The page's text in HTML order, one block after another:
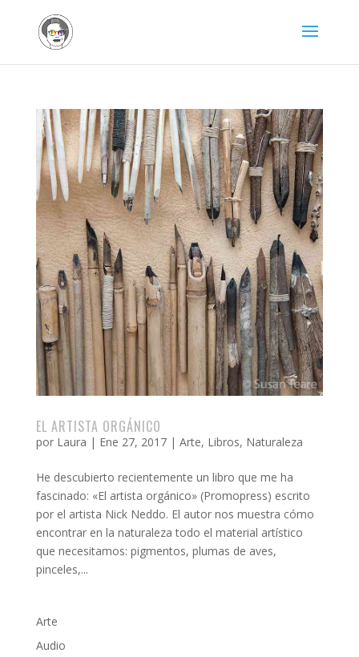
EL ARTISTA ORGÁNICO
por Laura | Ene 27, 2017| Arte, Libros, Naturaleza
He descubierto recientemente un libro que me ha
fascinado: «El artista orgánico» (Promopress) escrito
por el artista Nick Neddo. El autor nos muestra cómo
encontrar en la naturaleza todo el material artístico
que necesitamos: pigmentos, plumas de aves,
pinceles,...
Arte
Audio